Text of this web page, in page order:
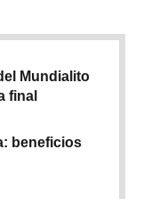
Mundialito
final
beneficios